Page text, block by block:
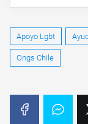
Apoyo Lgbt
Ongs Chile